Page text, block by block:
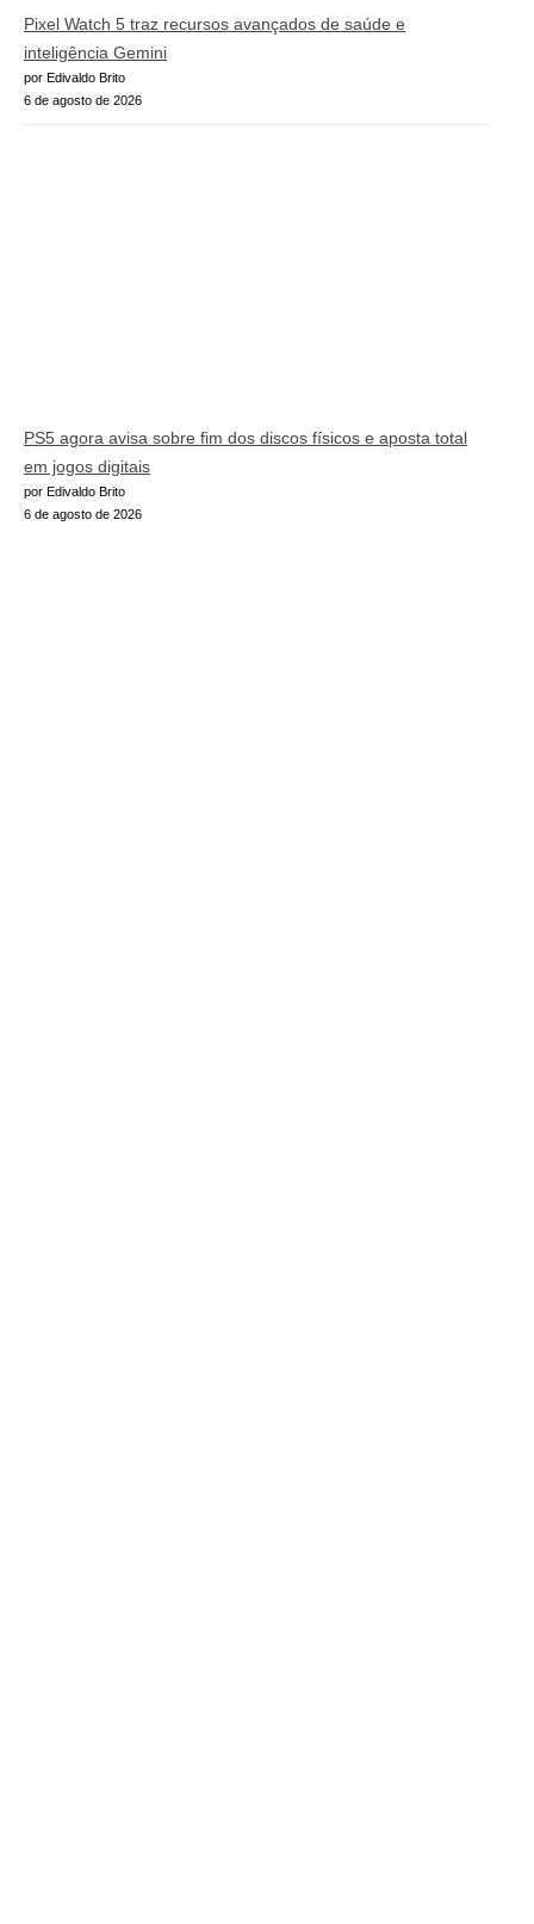
Pixel Watch 5 traz recursos avançados de saúde e
inteligência Gemini
por Edivaldo Brito
6 de agosto de 2026
PS5 agora avisa sobre fim dos discos físicos e aposta total
em jogos digitais
por Edivaldo Brito
6 de agosto de 2026